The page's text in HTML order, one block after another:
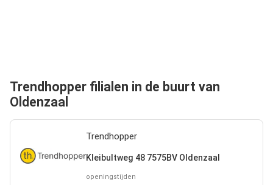
Trendhopper filialen in de buurt van
Oldenzaal
Trendhopper
Kleibultweg 48 7575BV Oldenzaal
openingstijden